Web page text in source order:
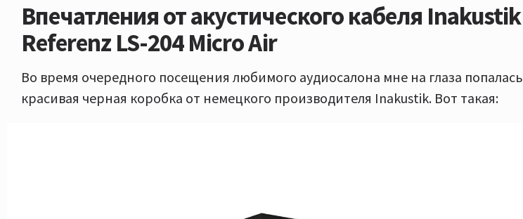
Впечатления от акустического кабеля Inakustik
Referenz LS-204 Micro Air
Во время очередного посещения любимого аудиосалона мне на глаза попалась
красивая черная коробка от немецкого производителя Inakustik. Вот такая: